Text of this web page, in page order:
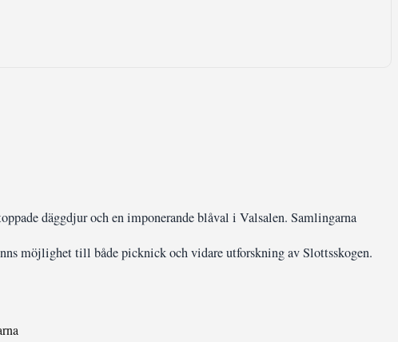
däggdjur och en imponerande blåval i Valsalen. Samlingarna
möjlighet till både picknick och vidare utforskning av Slottsskogen.